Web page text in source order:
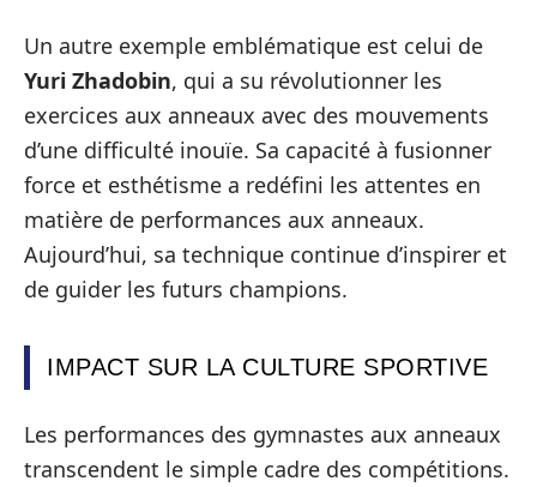
Un autre exemple emblématique est celui de
Yuri Zhadobin, qui a su révolutionner les
exercices aux anneaux avec des mouvements
d’une difficulté inouïe. Sa capacité à fusionner
force et esthétisme a redéfini les attentes en
matière de performances aux anneaux.
Aujourd’hui, sa technique continue d’inspirer et
de guider les futurs champions.
IMPACT SUR LA CULTURE SPORTIVE
Les performances des gymnastes aux anneaux
transcendent le simple cadre des compétitions.